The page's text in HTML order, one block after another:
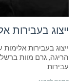
ייצוג בעבירות
ייצוג בעבירות
הריגה, גרם מוות
עבירות